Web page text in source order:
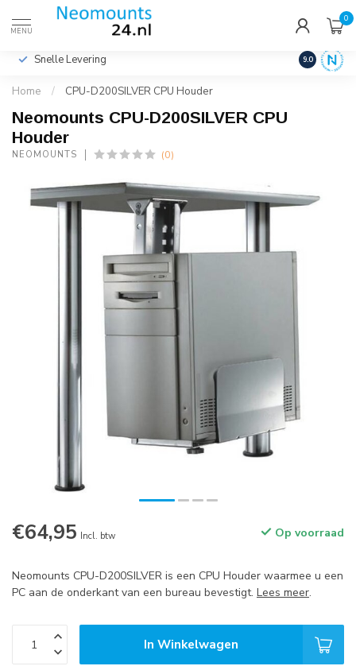
MENU
0
Incl. btw
Snelle Levering Hoge
9.0
Home / CPU-D200SILVER CPU Houder
Neomounts CPU-D200SILVER CPU
Houder
NEOMOUNTS (0)
€64,95 Incl. btw Op voorraad
Neomounts CPU-D200SILVER is een CPU Houder waarmee u een
PC aan de onderkant van een bureau bevestigt. Lees meer.
In Winkelwagen